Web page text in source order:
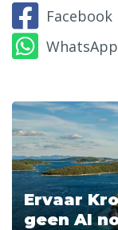
Facebook
WhatsApp
Ervaar
geen AI